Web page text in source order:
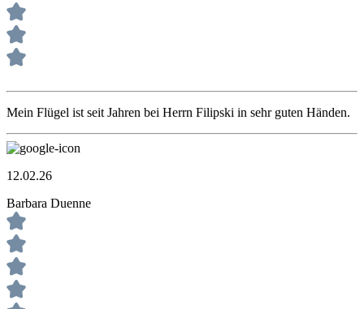
Mein Flügel ist seit Jahren bei Herrn Filipski in sehr guten Händen.
12.02.26
Barbara Duenne